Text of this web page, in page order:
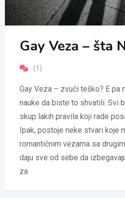
Gay Veza – šta
(1)
Gay Veza – zvuči teško? E pa
nauke da biste to shvatili. Svi
skup lakih pravila koji rade
Ipak, postoje neke stvari koje
romantičnim vezama sa
daju sve od sebe da
za